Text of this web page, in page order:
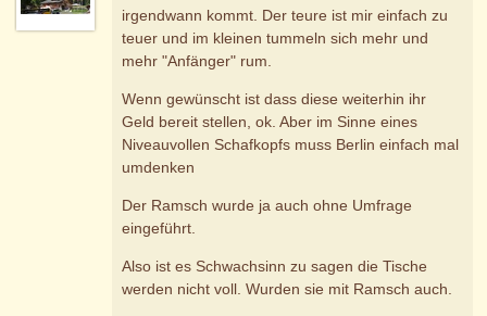
irgendwann kommt. Der teure ist mir einfach zu
teuer und im kleinen tummeln sich mehr und
mehr "Anfänger" rum.
Wenn gewünscht ist dass diese weiterhin ihr
Geld bereit stellen, ok. Aber im Sinne eines
Niveauvollen Schafkopfs muss Berlin einfach mal
umdenken
Der Ramsch wurde ja auch ohne Umfrage
eingeführt.
Also ist es Schwachsinn zu sagen die Tische
werden nicht voll. Wurden sie mit Ramsch auch.